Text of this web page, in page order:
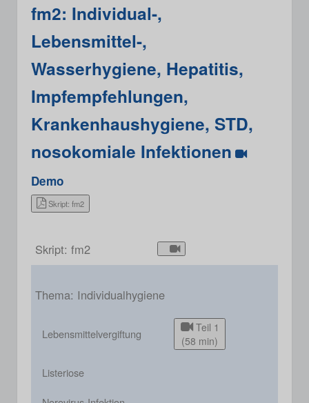
fm2: Individual-,
Lebensmittel-,
Wasserhygiene, Hepatitis,
Impfempfehlungen,
Krankenhaushygiene, STD,
nosokomiale Infektionen
Demo
Skript: fm2
Skript: fm2
Thema: Individualhygiene
Lebensmittelvergiftung
Teil 1
(58 min)
Listeriose